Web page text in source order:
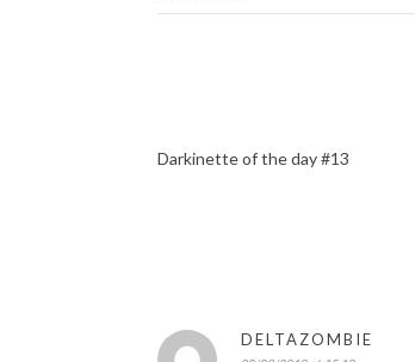
Darkinette of the day #13
DELTAZOMBIE